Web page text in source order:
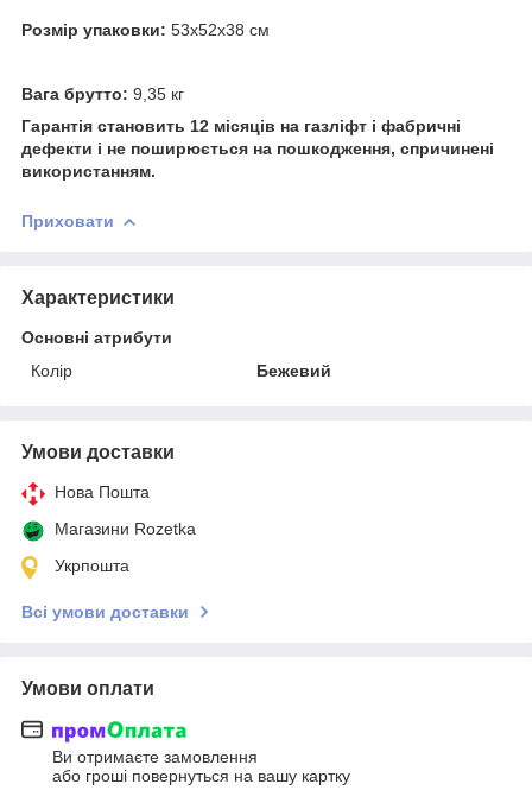
Розмір упаковки: 53х52х38 см
Вага брутто: 9,35 кг
Гарантія становить 12 місяців на газліфт і фабричні
дефекти і не поширюється на пошкодження, спричинені
використанням.
Приховати
Характеристики
Основні атрибути
Колір
Бежевий
Умови доставки
Нова Пошта
Магазини Rozetka
Укрпошта
Всі умови доставки
Умови оплати
Ви отримаєте замовлення
або гроші повернуться на вашу картку